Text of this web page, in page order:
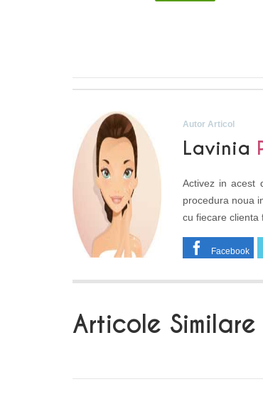
Autor Articol
Lavinia
Activez in acest
procedura noua
cu fiecare clienta
Facebook
Articole Similare